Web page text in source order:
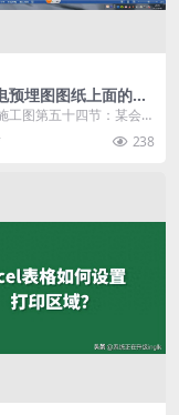
预埋图图纸上面的一
号代表什么
工图第五十四节：某会所
电预埋图图纸上面的一
代表什...
238